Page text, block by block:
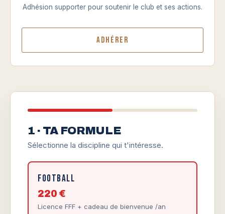
Adhésion supporter pour soutenir le club et ses actions.
Adhérer
1 · TA FORMULE
Sélectionne la discipline qui t'intéresse.
Football
220 €
Licence FFF + cadeau de bienvenue /an